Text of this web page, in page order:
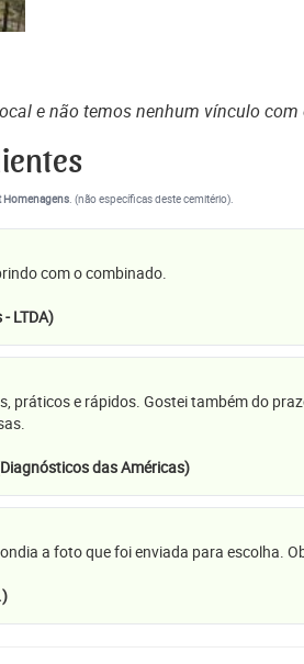
e não temos nenhum vínculo
Homenagens. (não específicas deste cemitério).
com o combinado.
LTDA)
práticos e rápidos. Gostei também do
das Américas)
a foto que foi enviada para escolha.